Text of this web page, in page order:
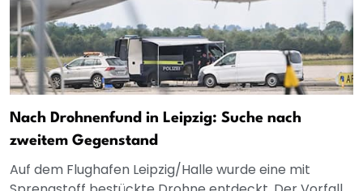
Nach Drohnenfund in Leipzig: Suche nach
zweitem Gegenstand
Auf dem Flughafen Leipzig/Halle wurde eine mit